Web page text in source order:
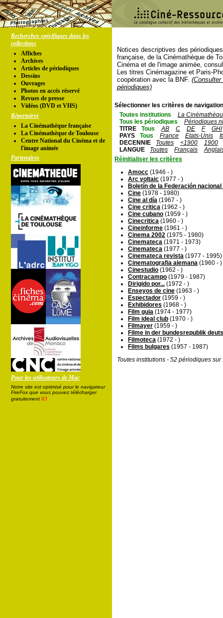
Recherches spécifiques dans les
collections
Affiches
Archives
Articles de périodiques
Dessins
Ouvrages
Photos en accés réservé
Revues de presse
Vidéos (DVD et VHS)
Répertoires
La Cinémathèque française
La Cinémathèque de Toulouse
Centre National du Cinéma et de
l'image animée
Partenaires
Pour les utilisateurs de Mac
Notre site est optimisé pour le navigateur
FireFox que vous pouvez télécharger
gratuitement ici
Notices descriptives des
française, de la Cinémathèque de
Cinéma et de l'image animée,
Les titres Cinémagazine et Paris-
coopération avec la BNF.
périodiques)
Sélectionner les critères de
Toutes institutions
La
Tous les périodiques
Périodiques
TITRE
Tous AB C DE F
GHI
PAYS
Tous France Etats-Unis
DECENNIE
Toutes <1900
1900
LANGUE
Toutes Français
Réinitialiser les critères
Amocc (1946 - )
Arc voltaic (1977 - )
Boletín de la Federación
Cine (1978 - 1980)
Cine al día (1967 - )
Cine critica (1962 - )
Cine cubano (1959 - )
Cinecritica (1960 - )
Cineinforme (1961 - )
Cinema 2002 (1975 - 1980)
Cinemateca (1971 - 1973)
Cinemateca (1977 - )
Cinemateca revista (1977 - 1995)
Cinematografia alemana (1960 - )
Cinestudio (1962 - )
Contracampo (1979 - 1987)
Dirigido por... (1972 - )
Enseyos de cine (1963 - )
Espectador (1959 - )
Exhibidores (1968 - )
Film guia (1974 - 1977)
Film ideal club (1970 - )
Filmayer (1959 - )
Filme in der bundesrepublik
Filmoteca (1972 - )
Films bulgares (1957 - 1987)
Toutes institutions - 52 périodiques sur